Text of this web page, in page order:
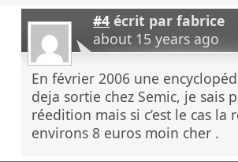
#4 écrit parfabrice
about 15 years ago
En février 2006 une
deja sortie chez Semic, je sais
réedition mais si c’est le cas la
environs 8 euros moin cher .